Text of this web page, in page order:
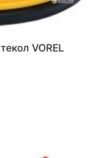
VOREL